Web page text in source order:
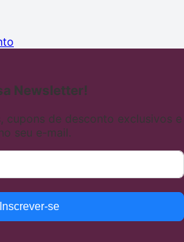
Newsletter!
cupons de desconto exclusivos e
seu e-mail.
Inscrever-se